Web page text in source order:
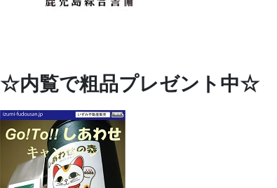
☆内覧で粗品プレゼント中☆